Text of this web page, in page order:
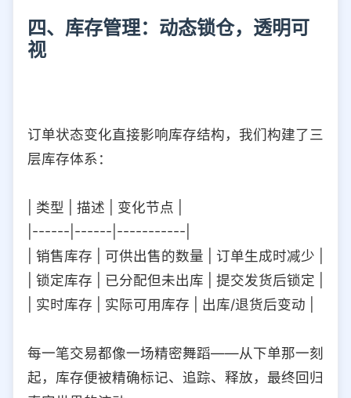
四、库存管理：动态锁仓，透明可
视
订单状态变化直接影响库存结构，我们构建了三
层库存体系：
| 类型 | 描述 | 变化节点 |
|------|------|-----------|
| 销售库存 | 可供出售的数量 | 订单生成时减少 |
| 锁定库存 | 已分配但未出库 | 提交发货后锁定 |
| 实时库存 | 实际可用库存 | 出库/退货后变动 |
每一笔交易都像一场精密舞蹈——从下单那一刻
起，库存便被精确标记、追踪、释放，最终回归